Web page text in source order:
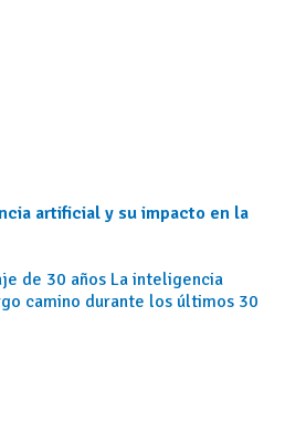
artificial y su impacto en la
de 30 años La inteligencia
camino durante los últimos 30